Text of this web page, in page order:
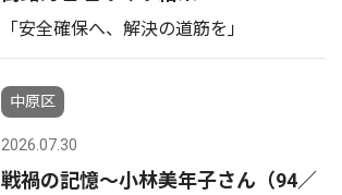
「安全確保へ、解決の道筋を｣
中原区
2026.07.30
戦禍の記憶〜小林美年子さん（94／